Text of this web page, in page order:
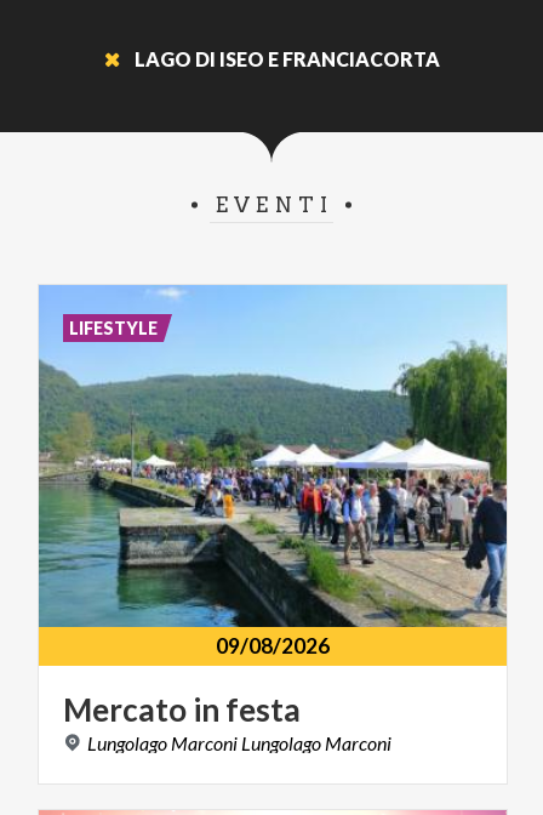
LAGO DI ISEO E FRANCIACORTA
EVENTI
09/08/2026
Mercato in festa
Lungolago Marconi Lungolago Marconi
LIFESTYLE